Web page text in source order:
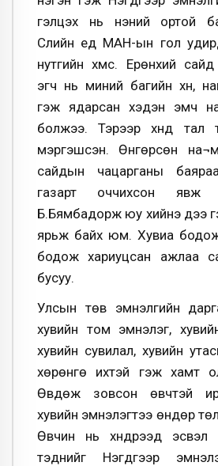
гэлцэх нь үнэний ортой
Сүүлийн үед МАН-ын гол
нутгийн хүмүүс. Ерөнхий
эгч нь миний багийн хүн,
гэж ядарсан хэдэн эмч
болжээ. Тэрээр хүнд тал
мэргэшсэн. Өнгөрсөн
сайдын чацарганы
газарт оччихсон явж
Б.Бямбадорж юу хийнэ дээ
ярьж байх юм. Хувиа
бодож хариуцсан ажлаа
бусуу.
Улсын төв эмнэлгийн
хувийн том эмнэлэг,
хувийн сувилал, хувийн
хөрөнгө ихтэй гэж хамт
Өвдөж зовсон өвчтэй
хувийн эмнэлэгтээ өндөр
Өвчин нь хүндрээд
тэднийг Нэгдүгээр